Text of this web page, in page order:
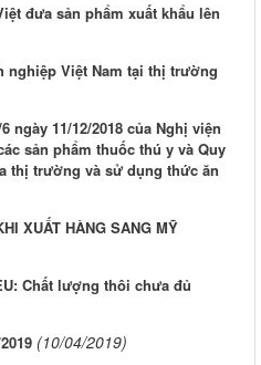
đưa sản phẩm xuất khẩu lên
nghiệp Việt Nam tại thị trường
ngày 11/12/2018 của Nghị viện
sản phẩm thuốc thú y và Quy
thị trường và sử dụng thức ăn
XUẤT HÀNG SANG MỸ
Chất lượng thôi chưa đủ
(10/04/2019)